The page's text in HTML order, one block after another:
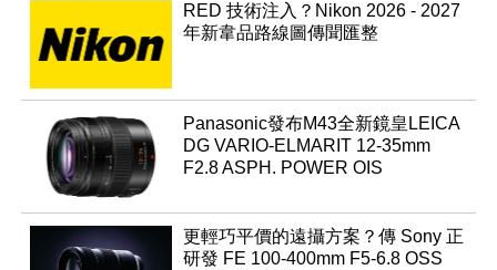
RED 技術注入？Nikon 2026 - 2027
年新韋品路線圖傳聞匯整
Panasonic發布M43全新鏡皇LEICA
DG VARIO-ELMARIT 12-35mm
F2.8 ASPH. POWER OIS
更輕巧平價的遠攝方案？傳 Sony 正
研發 FE 100-400mm F5-6.8 OSS